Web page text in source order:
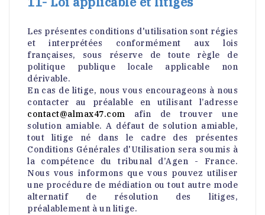
Les présentes conditions d'utilisation sont régies
et interprétées conformément aux lois
françaises, sous réserve de toute règle de
politique publique locale applicable non
dérivable.
En cas de litige, nous vous encourageons à nous
contacter au préalable en utilisant l’adresse
contact@almax47.com afin de trouver une
solution amiable. A défaut de solution amiable,
tout litige né dans le cadre des présentes
Conditions Générales d'Utilisation sera soumis à
la compétence du tribunal d’Agen - France.
Nous vous informons que vous pouvez utiliser
une procédure de médiation ou tout autre mode
alternatif de résolution des litiges,
préalablement à un litige.